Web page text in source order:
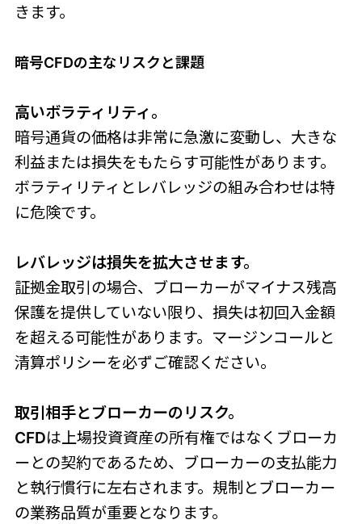
きます。
暗号CFDの主なリスクと課題
高いボラティリティ。
暗号通貨の価格は非常に急激に変動し、大きな
利益または損失をもたらす可能性があります。
ボラティリティとレバレッジの組み合わせは特
に危険です。
レバレッジは損失を拡大させます。
証拠金取引の場合、ブローカーがマイナス残高
保護を提供していない限り、損失は初回入金額
を超える可能性があります。マージンコールと
清算ポリシーを必ずご確認ください。
取引相手とブローカーのリスク。
CFDは上場投資資産の所有権ではなくブローカ
ーとの契約であるため、ブローカーの支払能力
と執行慣行に左右されます。規制とブローカー
の業務品質が重要となります。